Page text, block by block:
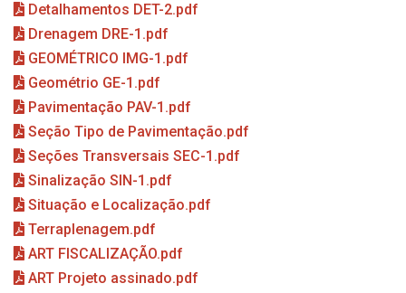
Detalhamentos DET-2.pdf
Drenagem DRE-1.pdf
GEOMÉTRICO IMG-1.pdf
Geométrio GE-1.pdf
Pavimentação PAV-1.pdf
Seção Tipo de Pavimentação.pdf
Seções Transversais SEC-1.pdf
Sinalização SIN-1.pdf
Situação e Localização.pdf
Terraplenagem.pdf
ART FISCALIZAÇÃO.pdf
ART Projeto assinado.pdf